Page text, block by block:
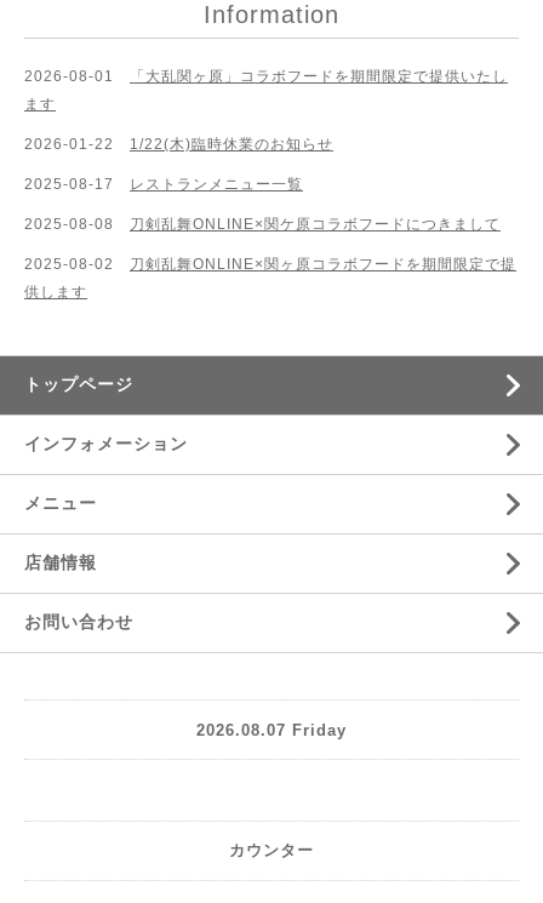
Information
2026-08-01
「大乱関ヶ原」コラボフードを期間限定で提供いたし
ます
2026-01-22 1/22(木)臨時休業のお知らせ
2025-08-17 レストランメニュー一覧
2025-08-08 刀剣乱舞ONLINE×関ケ原コラボフードにつきまして
2025-08-02
刀剣乱舞ONLINE×関ヶ原コラボフードを期間限定で提
供します
トップページ
インフォメーション
メニュー
店舗情報
お問い合わせ
2026.08.07 Friday
カウンター